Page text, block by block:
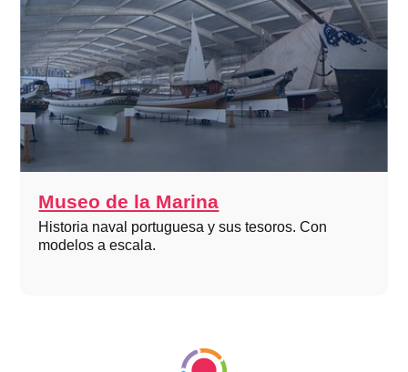
Museo de la Marina
Historia naval portuguesa y sus tesoros. Con
modelos a escala.